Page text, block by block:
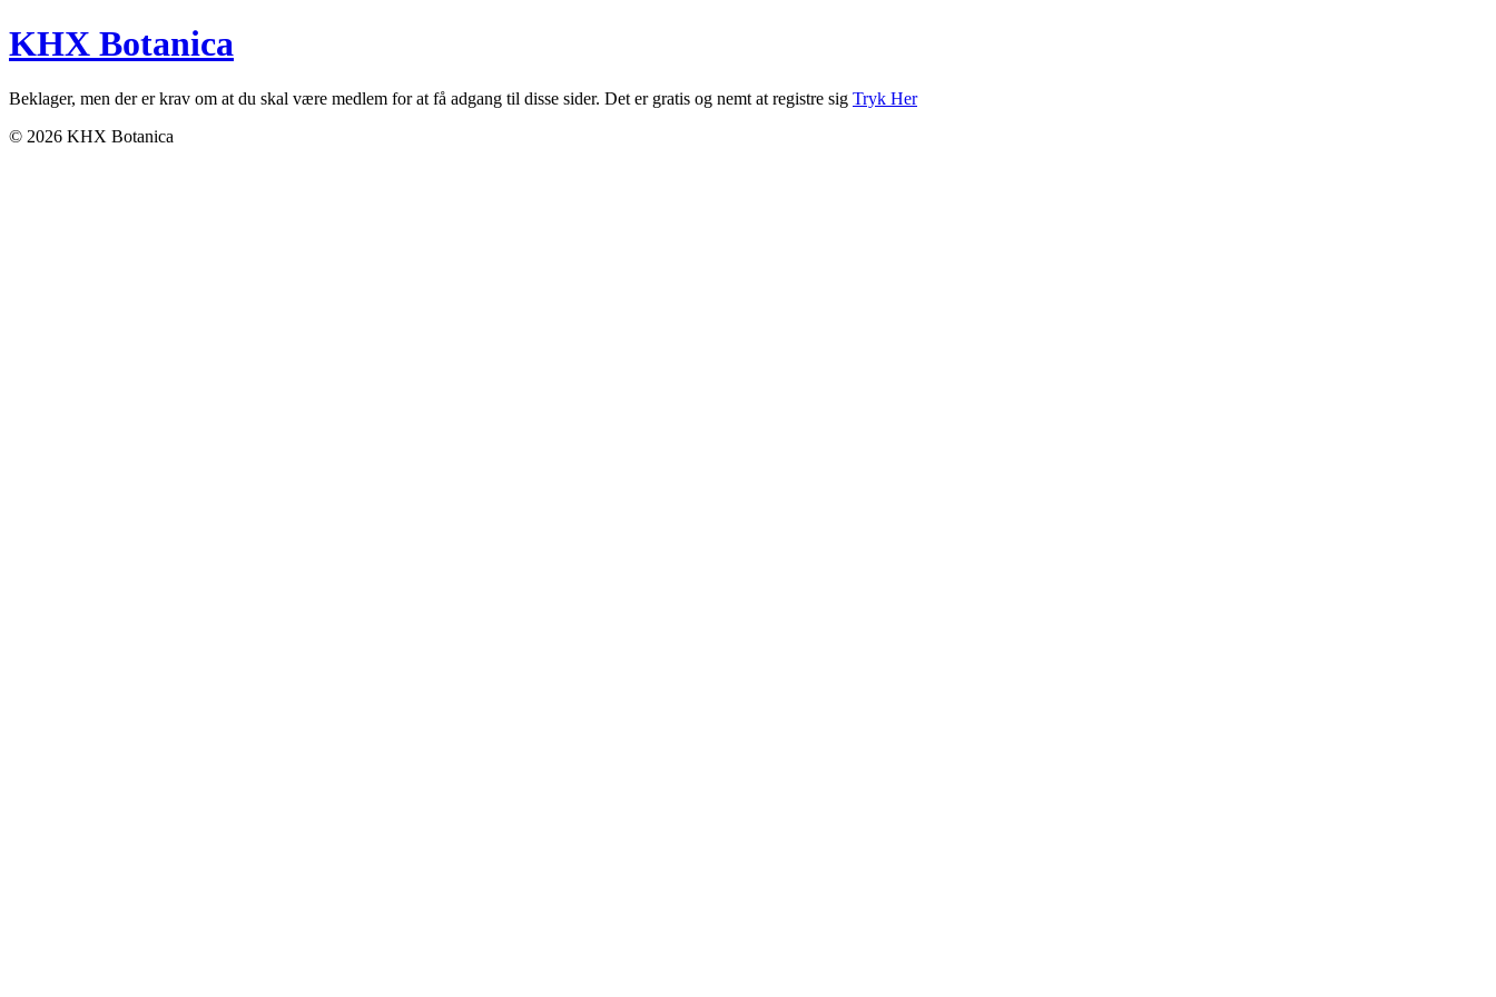
KHX Botanica
Beklager, men der er krav om at du skal være medlem for at få adgang til disse sider. Det er gratis og nemt at registre sig Tryk Her
© 2026 KHX Botanica